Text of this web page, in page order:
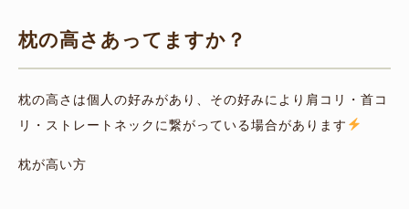
枕の高さあってますか？
枕の高さは個人の好みがあり、その好みにより肩コリ・首コ
リ・ストレートネックに繋がっている場合があります
枕が高い方